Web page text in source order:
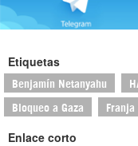
Etiquetas
Benjamín Netanyahu
Bloqueo a Gaza Franja
Enlace corto